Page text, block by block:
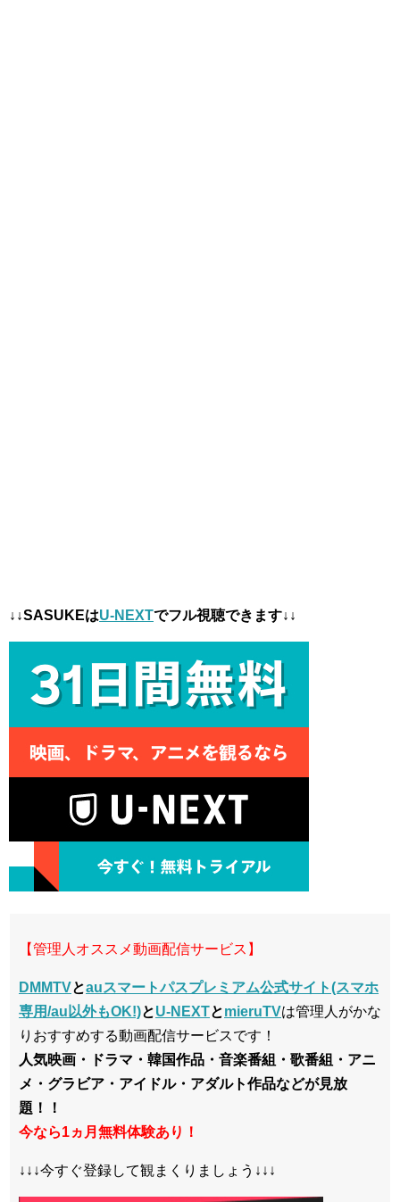
↓↓SASUKEはU-NEXTでフル視聴できます↓↓
【管理人オススメ動画配信サービス】
DMMTVとauスマートパスプレミアム公式サイト(スマホ
専用/au以外もOK!)とU-NEXTとmieruTVは管理人がかな
りおすすめする動画配信サービスです！
人気映画・ドラマ・韓国作品・音楽番組・歌番組・アニ
メ・グラビア・アイドル・アダルト作品などが見放
題！！
今なら1ヵ月無料体験あり！
↓↓↓今すぐ登録して観まくりましょう↓↓↓